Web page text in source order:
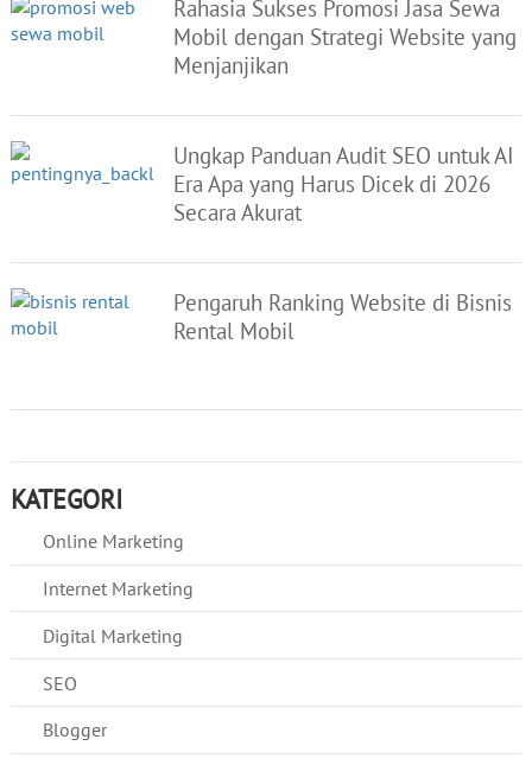
Rahasia Sukses Promosi Jasa Sewa
Mobil dengan Strategi Website yang
Menjanjikan
Ungkap Panduan Audit SEO untuk AI
Era Apa yang Harus Dicek di 2026
Secara Akurat
Pengaruh Ranking Website di Bisnis
Rental Mobil
KATEGORI
Online Marketing
Internet Marketing
Digital Marketing
SEO
Blogger